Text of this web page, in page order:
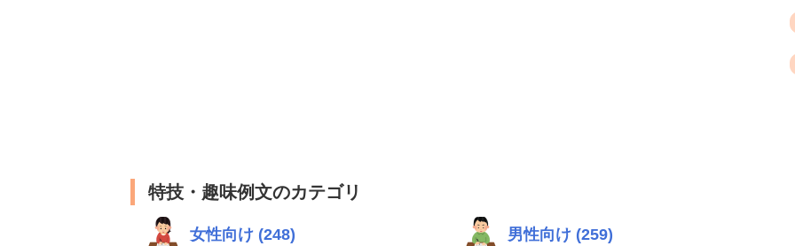
特技・趣味例文のカテゴリ
女性向け (248) 男性向け (259)